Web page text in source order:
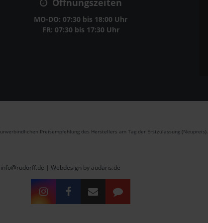
Öffnungszeiten
MO-DO: 07:30 bis 18:00 Uhr
FR: 07:30 bis 17:30 Uhr
Preisempfehlung des Herstellers am Tag der Erstzulassung (Neupreis).
| Webdesign by audaris.de